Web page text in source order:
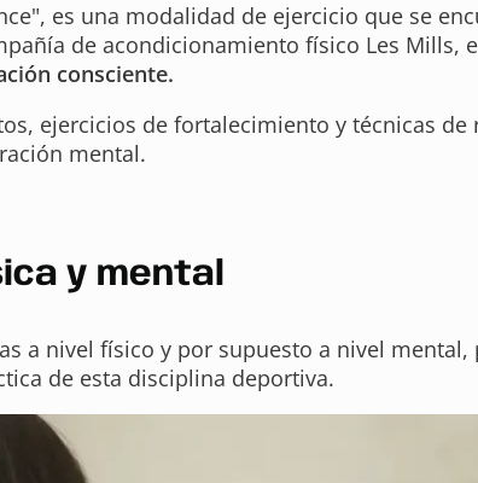
es una modalidad de ejercicio que se
de acondicionamiento físico Les Mills,
consciente.
ejercicios de fortalecimiento y técnicas
mental.
y mental
a nivel físico y por supuesto a nivel
de esta disciplina deportiva.